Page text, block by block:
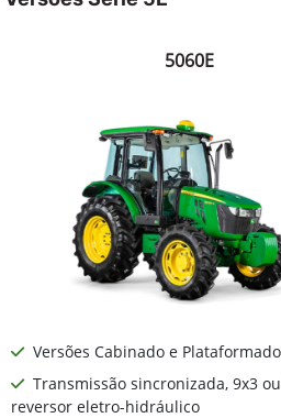
5060E
Versões Cabinado e Plataformado
Transmissão sincronizada, 9x3
reversor eletro-hidráulico